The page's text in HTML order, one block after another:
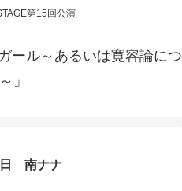
第15回公演
ール～あるいは寛容論につ
」
南ナナ